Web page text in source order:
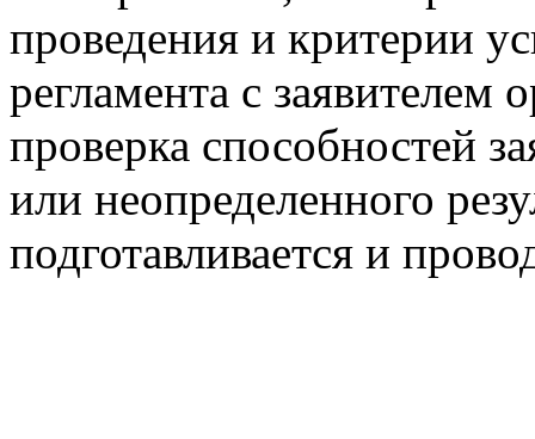
проведения и критерии
регламента с заявителем
проверка способностей
или неопределенного
подготавливается и